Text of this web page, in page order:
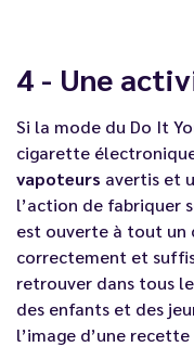
4 - Une
Si la mode du Do It
cigarette
vapoteurs avertis et
l’action de fabriquer
est ouverte à tout un
correctement et
retrouver dans tous
des enfants et des
l’image d’une